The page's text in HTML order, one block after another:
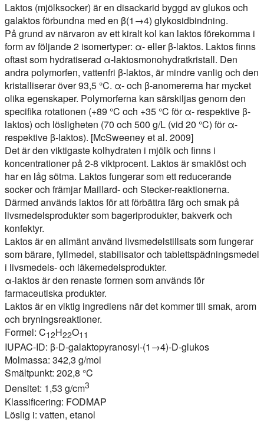
Laktos (mjölksocker) är en disackarid byggd av glukos och
galaktos förbundna med en β(1→4) glykosidbindning.
På grund av närvaron av ett kiralt kol kan laktos förekomma i
form av följande 2 isomertyper: α- eller β-laktos. Laktos finns
oftast som hydratiserad α-laktosmonohydratkristall. Den
andra polymorfen, vattenfri β-laktos, är mindre vanlig och den
kristalliserar över 93,5 °C. α- och β-anomererna har mycket
olika egenskaper. Polymorferna kan särskiljas genom den
specifika rotationen (+89 °C och +35 °C för α- respektive β-
laktos) och lösligheten (70 och 500 g/L (vid 20 °C) för α-
respektive β-laktos). [McSweeney et al. 2009]
Det är den viktigaste kolhydraten i mjölk och finns i
koncentrationer på 2-8 viktprocent. Laktos är smaklöst och
har en låg sötma. Laktos fungerar som ett reducerande
socker och främjar Maillard- och Stecker-reaktionerna.
Därmed används laktos för att förbättra färg och smak på
livsmedelsprodukter som bageriprodukter, bakverk och
konfektyr.
Laktos är en allmänt använd livsmedelstillsats som fungerar
som bärare, fyllmedel, stabilisator och tablettspädningsmedel
i livsmedels- och läkemedelsprodukter.
α-laktos är den renaste formen som används för
farmaceutiska produkter.
Laktos är en viktig ingrediens när det kommer till smak, arom
och bryningsreaktioner.
Formel: C12H22O11
IUPAC-ID: β-D-galaktopyranosyl-(1→4)-D-glukos
Molmassa: 342,3 g/mol
Smältpunkt: 202,8 °C
Densitet: 1,53 g/cm3
Klassificering: FODMAP
Löslig i: vatten, etanol